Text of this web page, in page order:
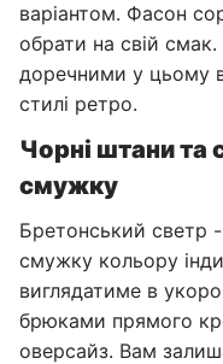
варіантом. Фасон
обрати на свій
доречними у цьому
стилі ретро.
Чорні штани та
смужку
Бретонський светр
смужку кольору
виглядатиме в
брюками прямого
оверсайз. Вам